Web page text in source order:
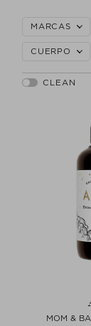
MARCAS
CUERPO
MOM &